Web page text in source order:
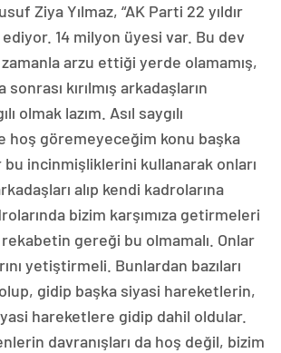
Ziya Yılmaz, “AK Parti 22 yıldır
14 milyon üyesi var. Bu dev
arzu ettiği yerde olamamış,
kırılmış arkadaşların
olmak lazım. Asıl saygılı
hoş göremeyeceğim konu başka
incinmişliklerini kullanarak onları
alıp kendi kadrolarına
bizim karşımıza getirmeleri
gereği bu olmamalı. Onlar
yetiştirmeli. Bunlardan bazıları
gidip başka siyasi hareketlerin,
hareketlere gidip dahil oldular.
davranışları da hoş değil, bizim